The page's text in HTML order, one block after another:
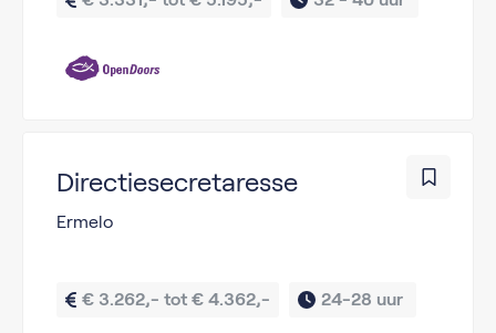
Directiesecretaresse
Ermelo
€ 3.262,- tot € 4.362,- 24-28 uur